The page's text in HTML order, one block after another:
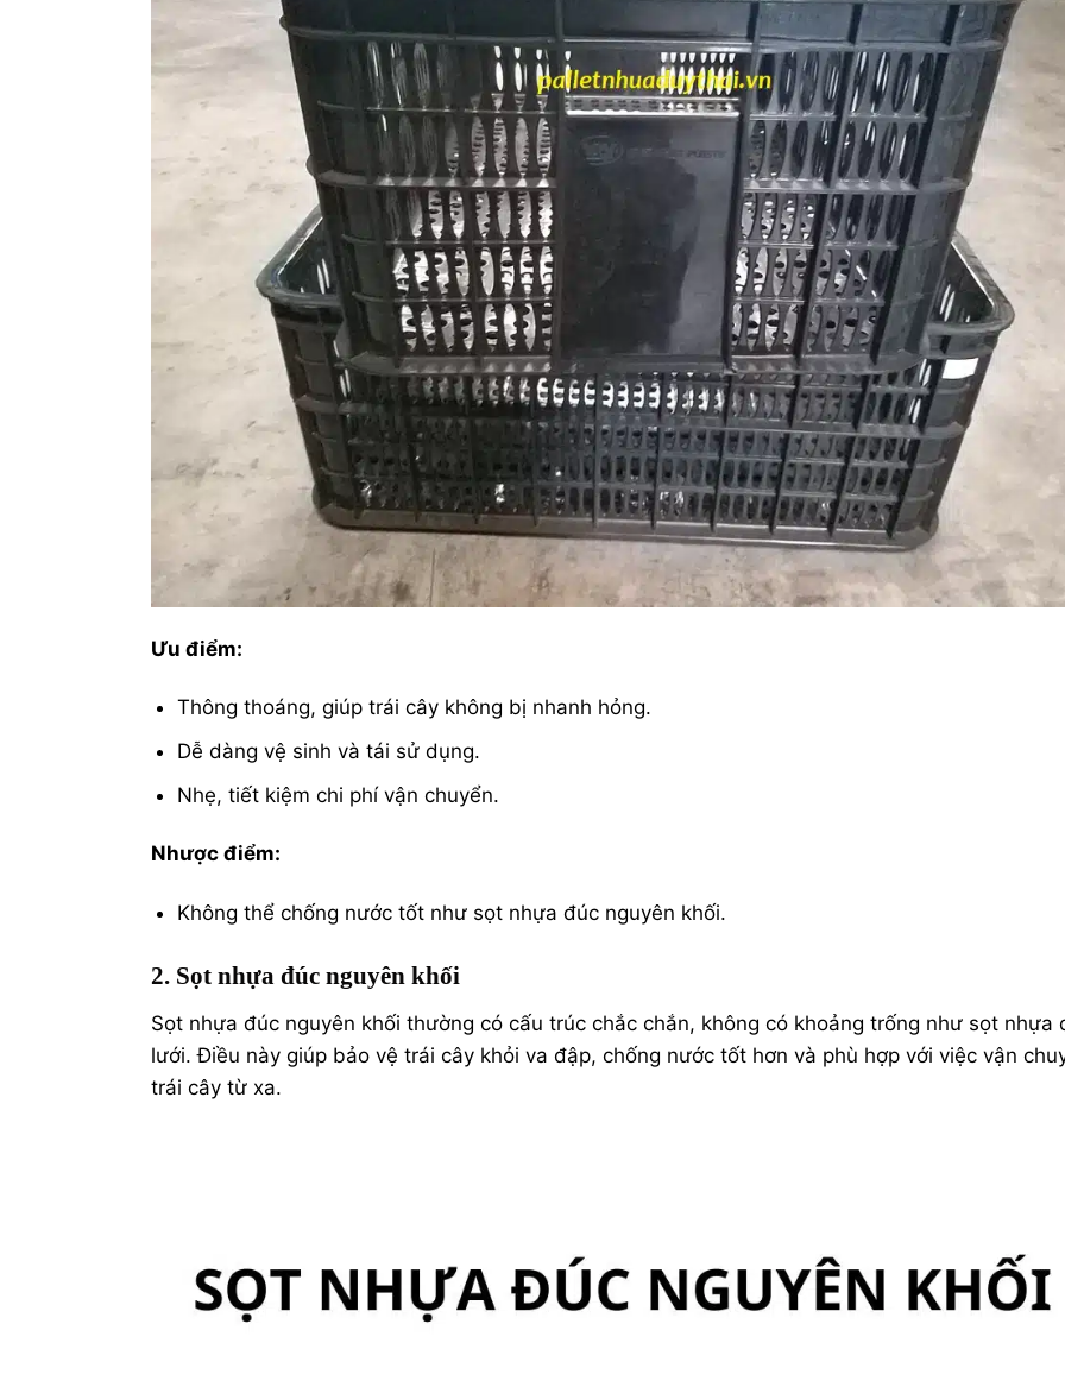
Ưu điểm:
Thông thoáng, giúp trái cây không bị nhanh hỏng.
Dễ dàng vệ sinh và tái sử dụng.
Nhẹ, tiết kiệm chi phí vận chuyển.
Nhược điểm:
Không thể chống nước tốt như sọt nhựa đúc nguyên khối.
2. Sọt nhựa đúc nguyên khối
Sọt nhựa đúc nguyên khối thường có cấu trúc chắc chắn, không có khoảng trống như sọt nhựa
lưới. Điều này giúp bảo vệ trái cây khỏi va đập, chống nước tốt hơn và phù hợp với việc vận
trái cây từ xa.